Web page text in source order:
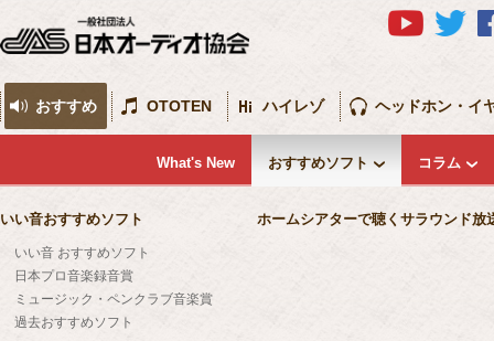
おすすめ
What's New おすすめソフト
いい音おすすめソフト
いい音 おすすめソフト
日本プロ音楽録音賞
ミュージック・ペンクラブ音楽賞
過去おすすめソフト
ホームシアターで聴くサラウンド放
コラム
OTOTEN ハイレゾ ヘッドホン・イ